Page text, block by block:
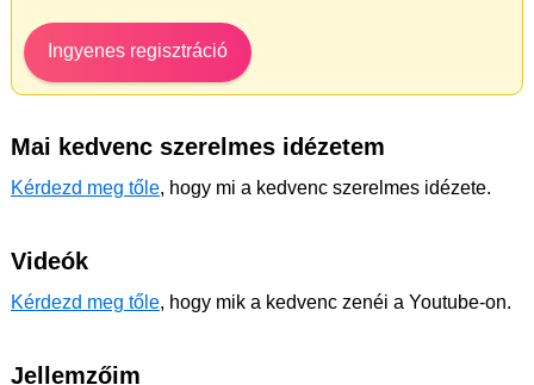
Ingyenes regisztráció
Mai kedvenc szerelmes idézetem
Kérdezd meg tőle, hogy mi a kedvenc szerelmes idézete.
Videók
Kérdezd meg tőle, hogy mik a kedvenc zenéi a Youtube-on.
Jellemzőim